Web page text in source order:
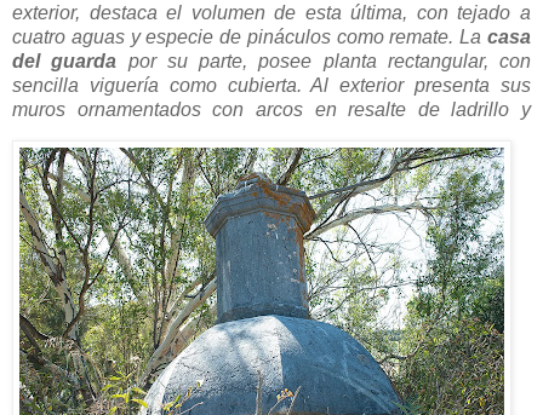
exterior, destaca el volumen de esta última, con tejado a
cuatro aguas y especie de pináculos como remate. La casa
del guarda por su parte, posee planta rectangular, con
sencilla viguería como cubierta. Al exterior presenta sus
muros ornamentadoscon arcos en resalte de ladrillo y